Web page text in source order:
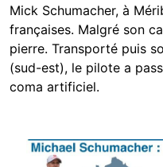
Mick Schumacher, à
françaises. Malgré son
pierre. Transporté puis
(sud-est), le pilote a
coma artificiel.
Image